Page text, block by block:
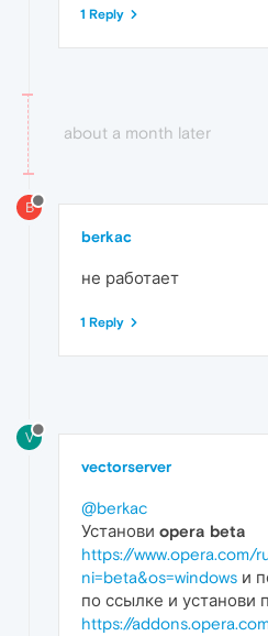
1 Reply
about a month later
B
berkac
не работает
1 Reply
V
vectorserver
@berkac
Установи opera beta
https://www.opera.com/
ni=beta&os=windows и
по ссылке и установи
https://